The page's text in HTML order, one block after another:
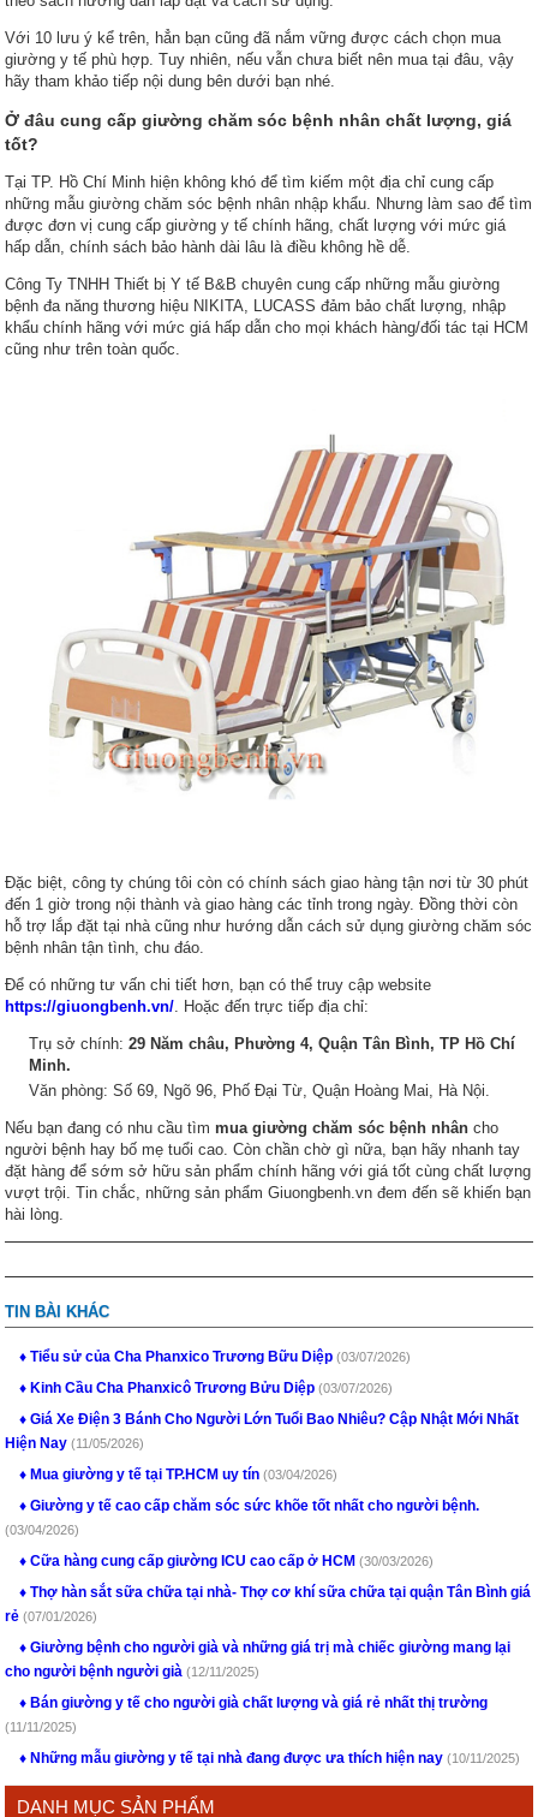
Với 10 lưu ý kể trên, hẳn bạn cũng đã nắm vững được cách chọn mua
giường y tế phù hợp. Tuy nhiên, nếu vẫn chưa biết nên mua tại đâu, vậy
hãy tham khảo tiếp nội dung bên dưới bạn nhé.
Ở đâu cung cấp giường chăm sóc bệnh nhân chất lượng, giá
tốt?
Tại TP. Hồ Chí Minh hiện không khó để tìm kiếm một địa chỉ cung cấp
những mẫu giường chăm sóc bệnh nhân nhập khẩu. Nhưng làm sao để tìm
được đơn vị cung cấp giường y tế chính hãng, chất lượng với mức giá
hấp dẫn, chính sách bảo hành dài lâu là điều không hề dễ.
Công Ty TNHH Thiết bị Y tế B&B chuyên cung cấp những mẫu giường
bệnh đa năng thương hiệu NIKITA, LUCASS đảm bảo chất lượng, nhập
khẩu chính hãng với mức giá hấp dẫn cho mọi khách hàng/đối tác tại HCM
cũng như trên toàn quốc.
Đặc biệt, công ty chúng tôi còn có chính sách giao hàng tận nơi từ 30 phút
đến 1 giờ trong nội thành và giao hàng các tỉnh trong ngày. Đồng thời còn
hỗ trợ lắp đặt tại nhà cũng như hướng dẫn cách sử dụng giường chăm sóc
bệnh nhân tận tình, chu đáo.
Để có những tư vấn chi tiết hơn, bạn có thể truy cập website
https://giuongbenh.vn/ . Hoặc đến trực tiếp địa chỉ:
Trụ sở chính:29 Năm châu, Phường 4, Quận Tân Bình, TP Hồ Chí
Minh.
Văn phòng: Số 69, Ngõ 96, Phố Đại Từ, Quận Hoàng Mai, Hà Nội.
Nếu bạn đang có nhu cầu tìmmua giường chăm sóc bệnh nhân cho
người bệnh hay bố mẹ tuổi cao. Còn chần chờ gì nữa, bạn hãy nhanh tay
đặt hàng để sớm sở hữu sản phẩm chính hãng với giá tốt cùng chất lượng
vượt trội. Tin chắc, những sản phẩm Giuongbenh.vn đem đến sẽ khiến bạn
hài lòng.
TIN BÀI KHÁC
Tiểu sử của Cha Phanxico Trương Bữu Diệp(03/07/2026)
Kinh Cầu Cha Phanxicô Trương Bửu Diệp(03/07/2026)
Giá Xe Điện 3 Bánh Cho Người Lớn Tuổi Bao Nhiêu? Cập Nhật Mới Nhất
Hiện Nay(11/05/2026)
Mua giường y tế tại TP.HCM uy tín(03/04/2026)
Giường y tế cao cấp chăm sóc sức khõe tốt nhất cho người bệnh.
(03/04/2026)
Cữa hàng cung cấp giường ICU cao cấp ở HCM(30/03/2026)
Thợ hàn sắt sữa chữa tại nhà- Thợ cơ khí sữa chữa tại quận Tân Bình giá
rẻ(07/01/2026)
Giường bệnh cho người già và những giá trị mà chiếc giường mang lại
cho người bệnh người già(12/11/2025)
Bán giường y tế cho người già chất lượng và giá rẻ nhất thị trường
(11/11/2025)
Những mẫu giường y tế tại nhà đang được ưa thích hiện nay(10/11/2025)
DANH MỤC SẢN PHẨM